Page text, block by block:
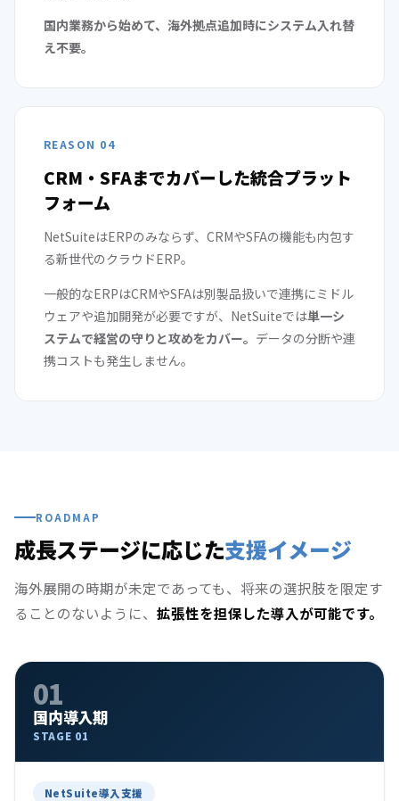
国内業務から始めて、海外拠点追加時にシステム入れ替
え不要。
REASON 04
CRM・SFAまでカバーした統合プラット
フォーム
NetSuiteはERPのみならず、CRMやSFAの機能も内包す
る新世代のクラウドERP。
一般的なERPはCRMやSFAは別製品扱いで連携にミドル
ウェアや追加開発が必要ですが、NetSuiteでは単一シ
ステムで経営の守りと攻めをカバー。 データの分断や連
携コストも発生しません。
ROADMAP
成長ステージに応じた支援イメージ
海外展開の時期が未定であっても、将来の選択肢を限定す
ることのないように、 拡張性を担保した導入が可能です。
01
国内導入期
STAGE 01
NetSuite導入支援